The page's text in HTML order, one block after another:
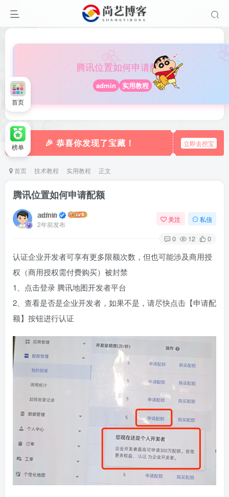
🎀
腾讯位置如何申请配额
admin 实用教程
🎉 恭喜你发现了宝藏！ 立即去挖宝
首页 技术教程 实用教程 正文
腾讯位置如何申请配额
admin
2年前发布
关注 私信
0 12 0
认证企业开发者可享有更多限额次数，但也可能涉及商用授
权（商用授权需付费购买）被封禁
1、点击登录 腾讯地图开发者平台
2、查看是否是企业开发者，如果不是，请尽快点击【申请配
额】按钮进行认证
首页
榜单